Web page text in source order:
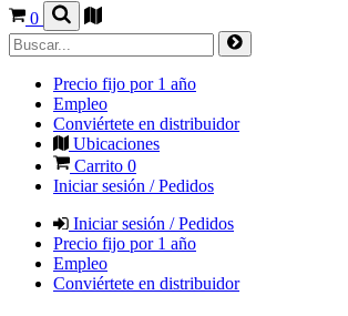
0
Precio fijo por 1 año
Empleo
Conviértete en distribuidor
Ubicaciones
Carrito 0
Iniciar sesión / Pedidos
Iniciar sesión / Pedidos
Precio fijo por 1 año
Empleo
Conviértete en distribuidor